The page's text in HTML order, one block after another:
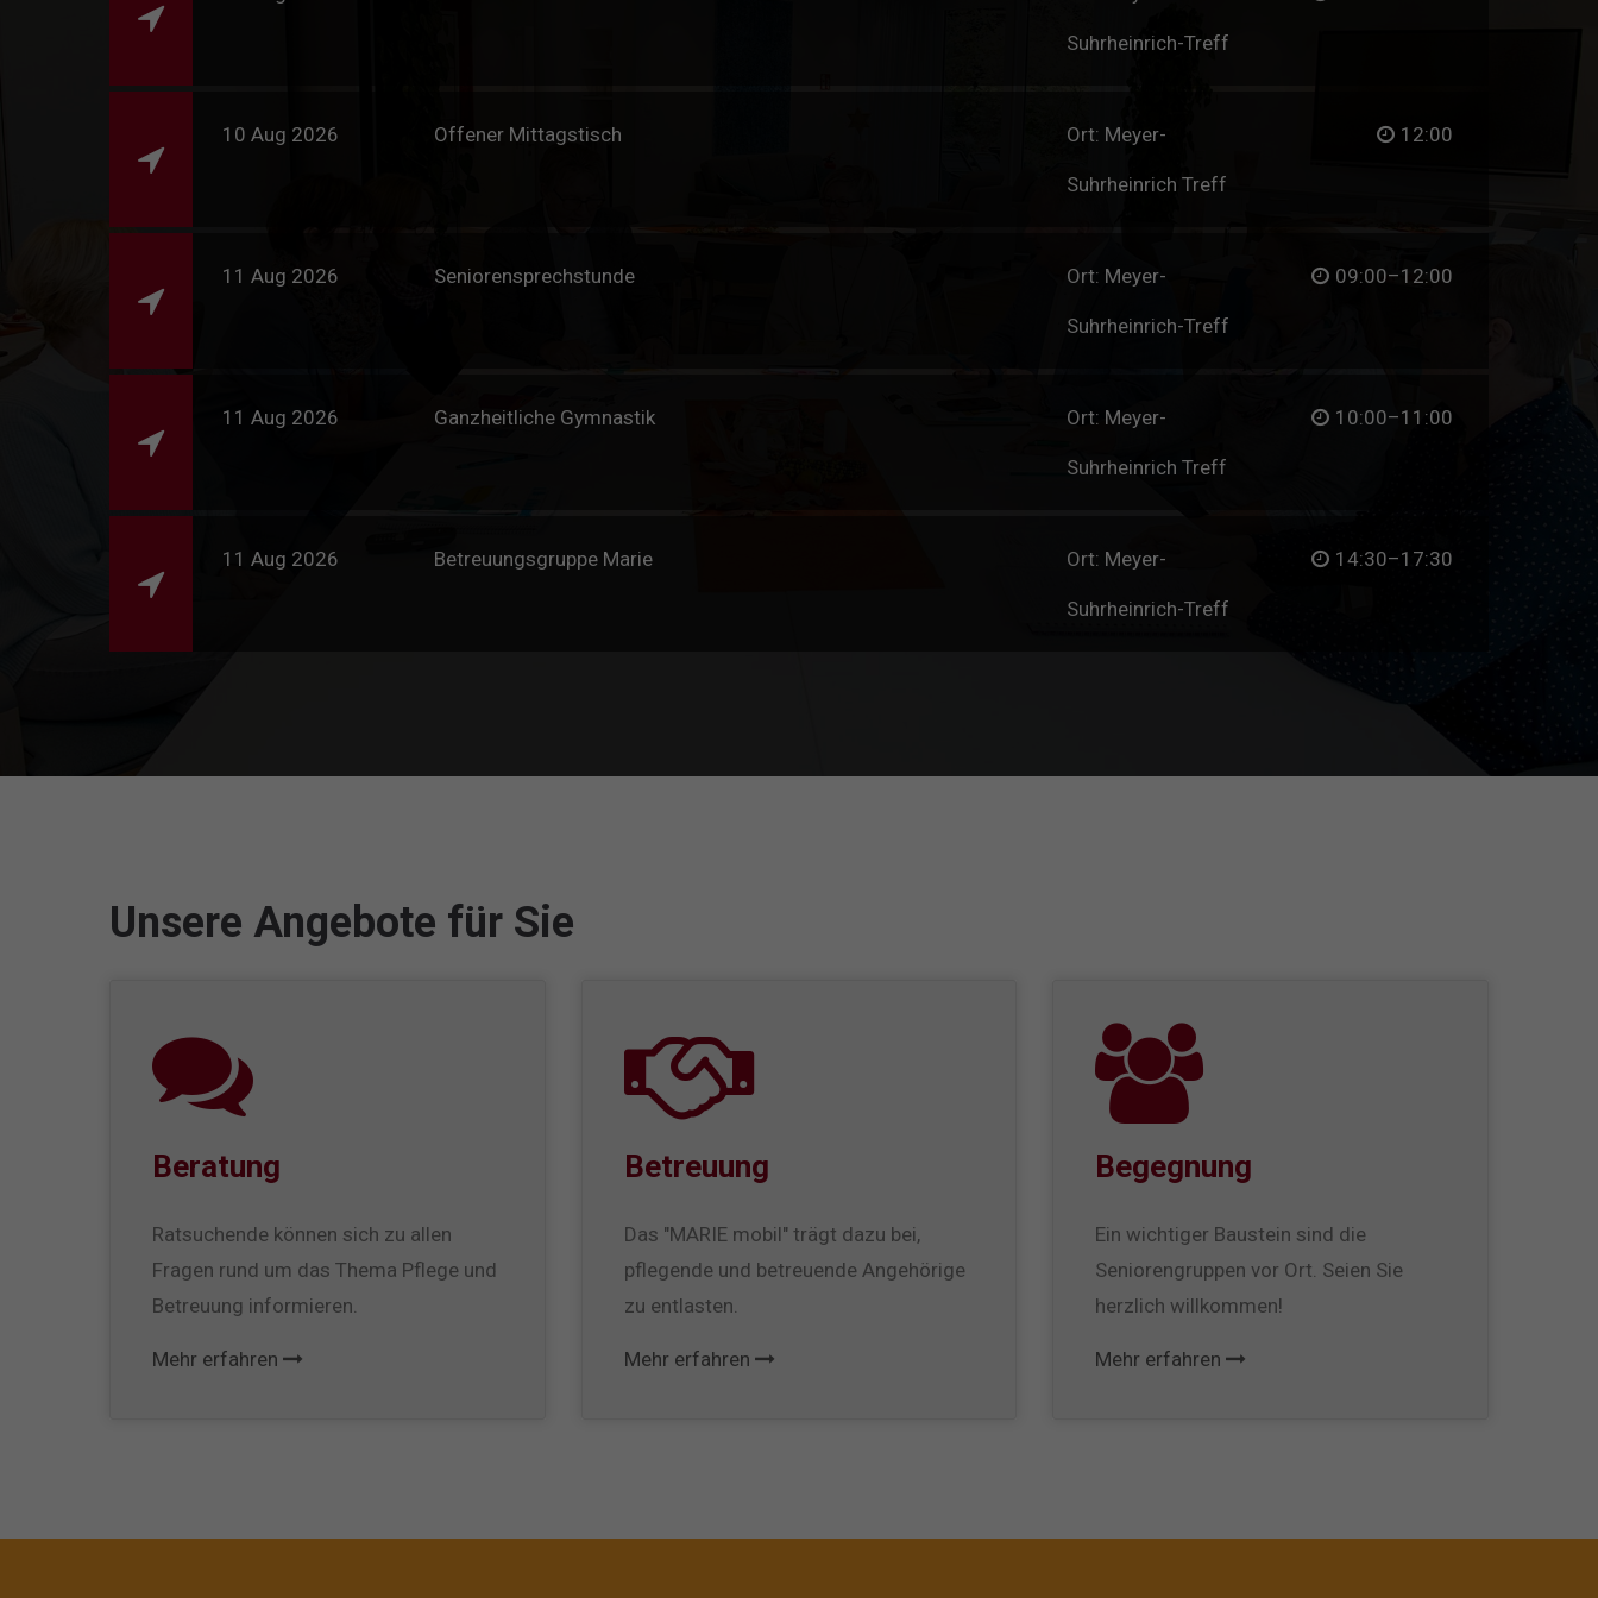
Suhrheinrich-Treff
10 Aug 2026 Offener Mittagstisch Ort: Meyer-
Suhrheinrich Treff
12:00
11 Aug 2026 Seniorensprechstunde Ort: Meyer-
Suhrheinrich-Treff
09:00–12:00
11 Aug 2026 Ganzheitliche Gymnastik Ort: Meyer-
Suhrheinrich Treff
10:00–11:00
11 Aug 2026 Betreuungsgruppe Marie Ort: Meyer-
Suhrheinrich-Treff
14:30–17:30
Unsere Angebote für Sie
Beratung
Ratsuchende können sich zu allen
Fragen rund um das Thema Pflege und
Betreuung informieren.
Mehr erfahren
Betreuung
Das "MARIE mobil" trägt dazu bei,
pflegende und betreuende Angehörige
zu entlasten.
Mehr erfahren
Begegnung
Ein wichtiger Baustein sind die
Seniorengruppen vor Ort. Seien Sie
herzlich willkommen!
Mehr erfahren